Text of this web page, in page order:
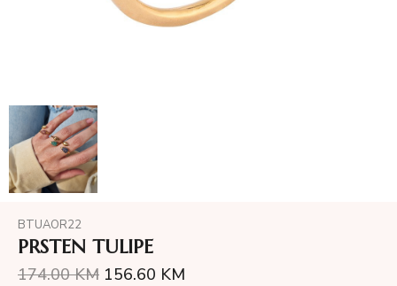
BTUAOR22
PRSTEN TULIPE
174.00KM 156.60 KM